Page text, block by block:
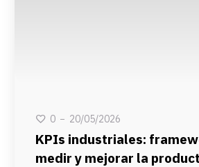
0 20/05/2026
KPIs industriales:
medir y mejorar la